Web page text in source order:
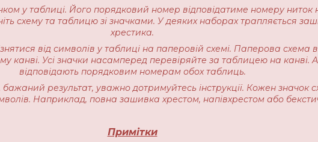
у таблиці. Його порядковий номер відповідатиме номеру ниток
схему та таблицю зі значками. У деяких наборах трапляється
хрестика.
від символів у таблиці на паперовій схемі. Паперова
канві. Усі значки насамперед перевіряйте за таблицею на канві.
відповідають порядковим номерам обох таблиць.
результат, уважно дотримуйтесь інструкції. Кожен значок
Наприклад, повна зашивка хрестом, напівхрестом або
Примітки